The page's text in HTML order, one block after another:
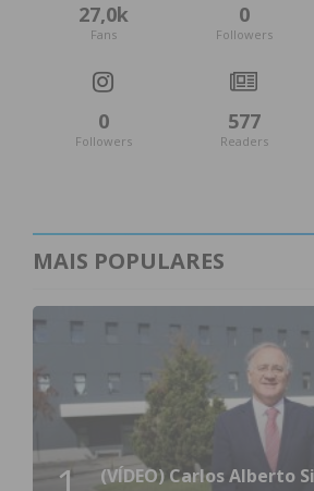
27,0k
Fans
0
Followers
0
Followers
577
Readers
MAIS POPULARES
(VÍDEO) Carlos Alberto